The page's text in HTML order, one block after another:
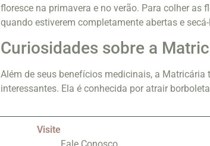
floresce na primavera e no verão. Para colher as
quando estiverem completamente abertas e
Curiosidades sobre a
Além de seus benefícios medicinais, a
interessantes. Ela é conhecida por atrair
Visite